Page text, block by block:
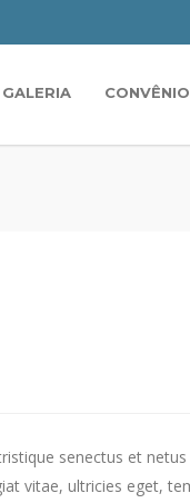
GALERIA
senectus et
vitae, ultricies eget,